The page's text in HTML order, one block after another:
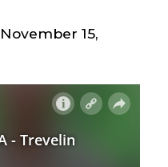
November 15,